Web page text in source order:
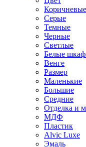
Коричневые
Серые
Темные
Черные
Светлые
Белые
Венге
Размер
Маленькие
Большие
Средние
Отделка и
МДФ
Пластик
Alvic Luxe
Эмаль